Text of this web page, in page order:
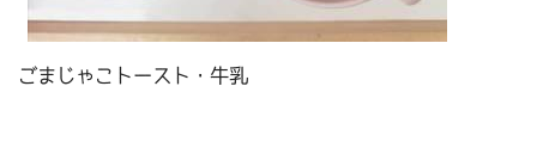
ごまじゃこトースト・牛乳